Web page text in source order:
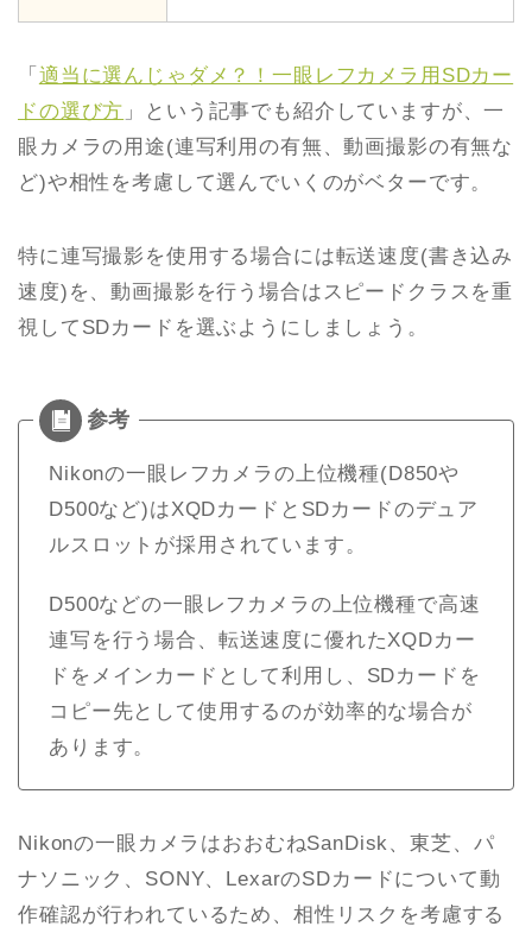
「 適当に選んじゃダメ？！一眼レフカメラ用SDカー
ドの選び方 」という記事でも紹介していますが、一
眼カメラの用途(連写利用の有無、動画撮影の有無な
ど)や相性を考慮して選んでいくのがベターです。
特に連写撮影を使用する場合には転送速度(書き込み
速度)を、動画撮影を行う場合はスピードクラスを重
視してSDカードを選ぶようにしましょう。
Nikonの一眼レフカメラの上位機種(D850や
D500など)はXQDカードとSDカードのデュア
ルスロットが採用されています。
D500などの一眼レフカメラの上位機種で高速
連写を行う場合、転送速度に優れたXQDカー
ドをメインカードとして利用し、SDカードを
コピー先として使用するのが効率的な場合が
あります。
Nikonの一眼カメラはおおむねSanDisk、東芝、パ
ナソニック、SONY、LexarのSDカードについて動
作確認が行われているため、相性リスクを考慮する